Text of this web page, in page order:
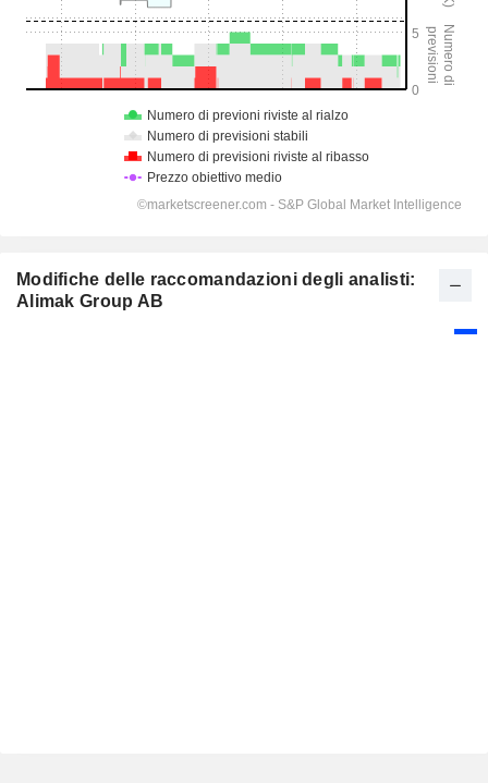
Modifiche delle raccomandazioni degli analisti:
Alimak Group AB